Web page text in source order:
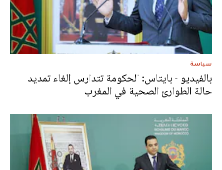
سياسة
بالفيديو - بايتاس: الحكومة تتدارس إلغاء تمديد
حالة الطوارئ الصحية في المغرب